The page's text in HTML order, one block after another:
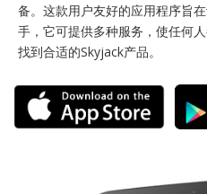
备。这款用户友好的应用程序旨
手，它可提供多种服务，使任何
找到合适的Skyjack产品。